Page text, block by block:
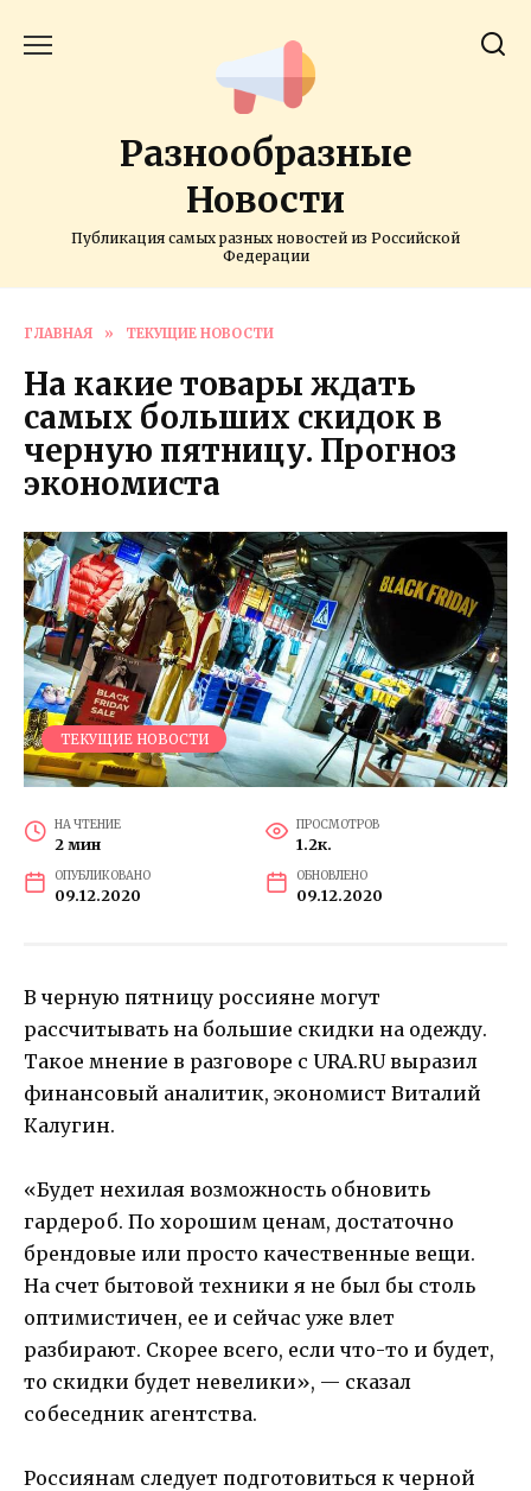
Разнообразные
Новости
Публикация самых разных новостей из Российской
Федерации
ГЛАВНАЯ » ТЕКУЩИЕ НОВОСТИ
На какие товары ждать
самых больших скидок в
черную пятницу. Прогноз
экономиста
ТЕКУЩИЕ НОВОСТИ
НА ЧТЕНИЕ
2 мин
ПРОСМОТРОВ
1.2к.
ОПУБЛИКОВАНО
09.12.2020
ОБНОВЛЕНО
09.12.2020
В черную пятницу россияне могут
рассчитывать на большие скидки на одежду.
Такое мнение в разговоре с URA.RU выразил
финансовый аналитик, экономист Виталий
Калугин.
«Будет нехилая возможность обновить
гардероб. По хорошим ценам, достаточно
брендовые или просто качественные вещи.
На счет бытовой техники я не был бы столь
оптимистичен, ее и сейчас уже влет
разбирают. Скорее всего, если что-то и будет,
то скидки будет невелики», — сказал
собеседник агентства.
Россиянам следует подготовиться к черной